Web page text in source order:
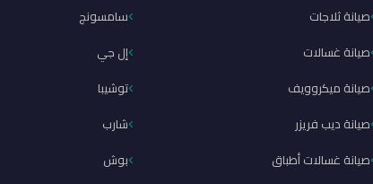
صيانة ثلاجات
صيانة غسالات
صيانة ميكروويف
صيانة ديب فريزر
صيانة غسالات أطباق
سامسونج
إل جي
توشيبا
شارب
بوش